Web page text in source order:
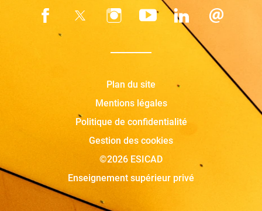
Plan du site
Mentions légales
Politique de confidentialité
Gestion des cookies
©2026 ESICAD
Enseignement supérieur privé